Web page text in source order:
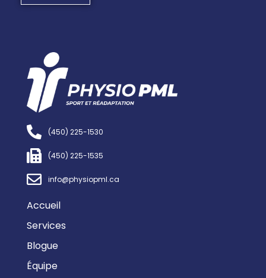
(450) 225-1530
(450) 225-1535
info@physiopml.ca
Accueil
Services
Blogue
Équipe